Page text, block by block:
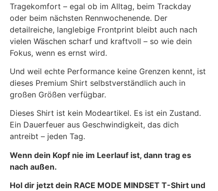
Tragekomfort – egal ob im Alltag, beim Trackday
oder beim nächsten Rennwochenende. Der
detailreiche, langlebige Frontprint bleibt auch nach
vielen Wäschen scharf und kraftvoll – so wie dein
Fokus, wenn es ernst wird.
Und weil echte Performance keine Grenzen kennt, ist
dieses Premium Shirt selbstverständlich auch in
großen Größen verfügbar.
Dieses Shirt ist kein Modeartikel. Es ist ein Zustand.
Ein Dauerfeuer aus Geschwindigkeit, das dich
antreibt – jeden Tag.
Wenn dein Kopf nie im Leerlauf ist, dann trag es
nach außen.
Hol dir jetzt dein RACE MODE MINDSET T-Shirt und